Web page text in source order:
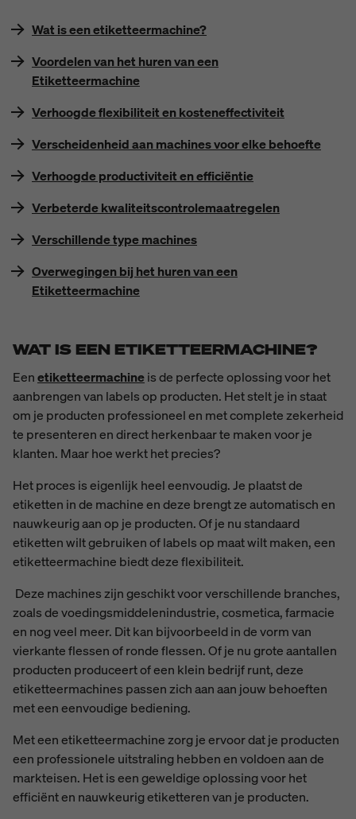
Wat is een etiketteermachine?
Voordelen van het huren van een
Etiketteermachine
Verhoogde flexibiliteit en kosteneffectiviteit
Verscheidenheid aan machines voor elke behoefte
Verhoogde productiviteit en efficiëntie
Verbeterde kwaliteitscontrolemaatregelen
Verschillende type machines
Overwegingen bij het huren van een
Etiketteermachine
WAT IS EEN ETIKETTEERMACHINE?
Eenetiketteermachineis de perfecte oplossing voor het
aanbrengen van labels op producten. Het stelt je in staat
om je producten professioneel en met complete zekerheid
te presenteren en direct herkenbaar te maken voor je
klanten. Maar hoe werkt het precies?
Het proces is eigenlijk heel eenvoudig. Je plaatst de
etiketten in de machine en deze brengt ze automatisch en
nauwkeurig aan op je producten. Of je nu standaard
etiketten wilt gebruiken of labels op maat wilt maken, een
etiketteermachine biedt deze flexibiliteit.
Deze machines zijn geschikt voor verschillende branches,
zoals de voedingsmiddelenindustrie, cosmetica, farmacie
en nog veel meer. Dit kan bijvoorbeeld in de vorm van
vierkante flessen of ronde flessen. Of je nu grote aantallen
producten produceert of een klein bedrijf runt, deze
etiketteermachines passen zich aan aan jouw behoeften
met een eenvoudige bediening.
Met een etiketteermachine zorg je ervoor dat je producten
een professionele uitstraling hebben en voldoen aan de
markteisen. Het is een geweldige oplossing voor het
efficiënt en nauwkeurig etiketteren van je producten.